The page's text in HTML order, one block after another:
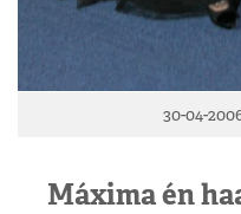
30-04-
Máxima én